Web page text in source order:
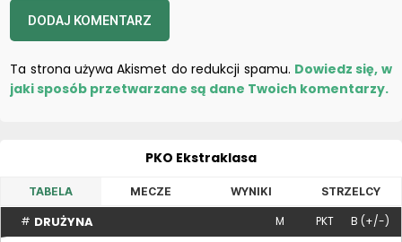
Ta strona używa Akismet do redukcji spamu. Dowiedz się, w
jaki sposób przetwarzane są dane Twoich komentarzy.
PKO Ekstraklasa
TABELA MECZE WYNIKI STRZELCY
# DRUŻYNA M PKT B (+/-)